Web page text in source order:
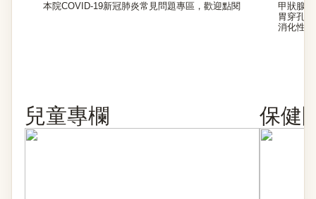
本院COVID-19新冠肺炎常見問題專區，歡迎點閱
甲狀腺
胃穿孔
消化性
兒童專欄 保健